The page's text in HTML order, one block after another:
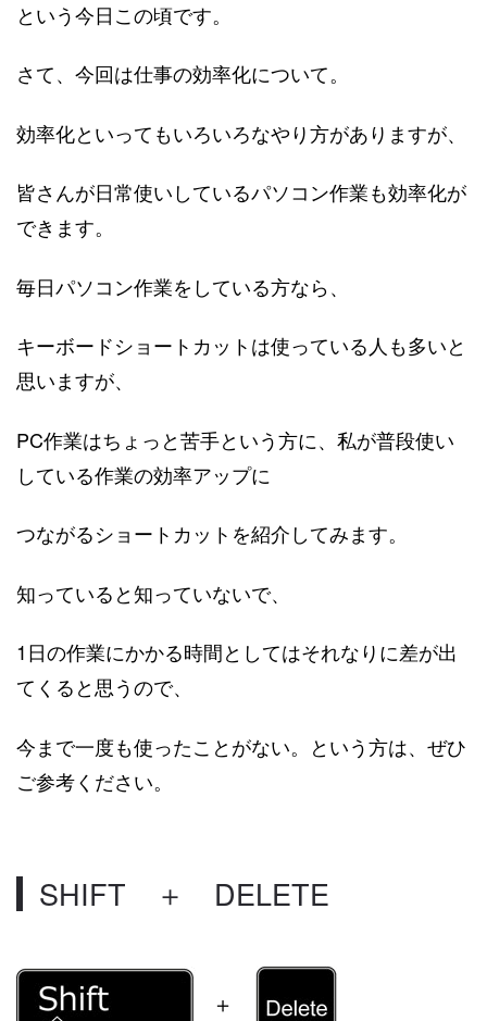
という今日この頃です。
さて、今回は仕事の効率化について。
効率化といってもいろいろなやり方がありますが、
皆さんが日常使いしているパソコン作業も効率化が
できます。
毎日パソコン作業をしている方なら、
キーボードショートカットは使っている人も多いと
思いますが、
PC作業はちょっと苦手という方に、私が普段使い
している作業の効率アップに
つながるショートカットを紹介してみます。
知っていると知っていないで、
1日の作業にかかる時間としてはそれなりに差が出
てくると思うので、
今まで一度も使ったことがない。という方は、ぜひ
ご参考ください。
SHIFT ＋ DELETE
＋